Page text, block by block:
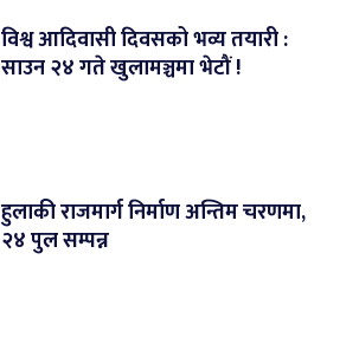
विश्व आदिवासी दिवसको भव्य तयारी :
साउन २४ गते खुलामञ्चमा भेटौं !
हुलाकी राजमार्ग निर्माण अन्तिम चरणमा,
२४ पुल सम्पन्न